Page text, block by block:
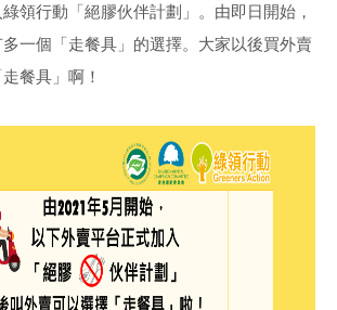
領行動「絕膠伙伴計劃」。由即日開始，
一個「走餐具」的選擇。大家以後買外賣
餐具」啊！